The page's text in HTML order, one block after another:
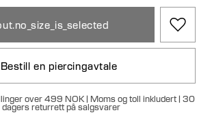
Bestill en piercingavtale
over 499 NOK | Moms og toll inkludert | 30
returrett på salgsvarer